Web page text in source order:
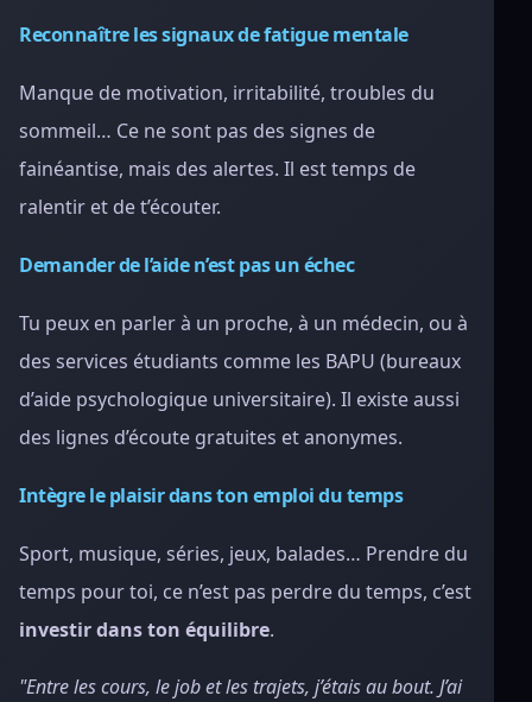
Reconnaître les signaux de fatigue mentale
Manque de motivation, irritabilité, troubles du
sommeil… Ce ne sont pas des signes de
fainéantise, mais des alertes. Il est temps de
ralentir et de t’écouter.
Demander de l’aide n’est pas un échec
Tu peux en parler à un proche, à un médecin, ou à
des services étudiants comme les BAPU (bureaux
d’aide psychologique universitaire). Il existe aussi
des lignes d’écoute gratuites et anonymes.
Intègre le plaisir dans ton emploi du temps
Sport, musique, séries, jeux, balades… Prendre du
temps pour toi, ce n’est pas perdre du temps, c’est
investir dans ton équilibre.
"Entre les cours, le job et les trajets, j’étais au bout. J’ai